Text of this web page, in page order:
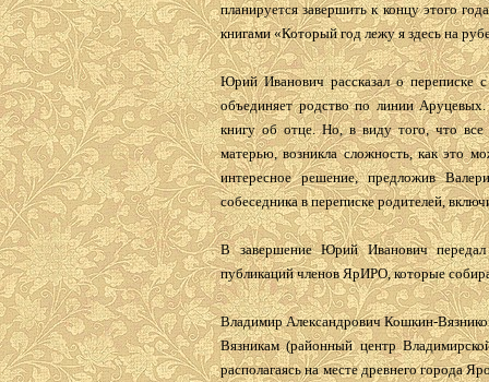
планируется завершить к концу этого
книгами «Который год лежу я здесь на
Юрий Иванович рассказал о переписке
объединяет родство по линии
книгу об отце. Но, в виду того, что все
матерью, возникла сложность, как это
интересное решение, предложив
собеседника в переписке родителей,
В завершение Юрий Иванович
публикаций членов ЯрИРО, которые
Владимир Александрович Кошкин-
Вязникам (районный центр
располагаясь на месте древнего города